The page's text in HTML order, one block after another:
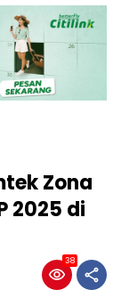
Zona
2025 di
38